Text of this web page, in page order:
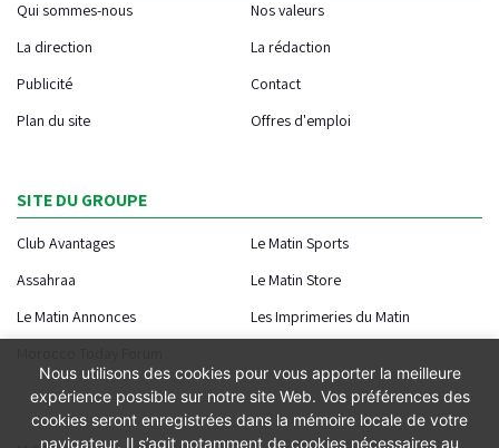
Qui sommes-nous
Nos valeurs
La direction
La rédaction
Publicité
Contact
Plan du site
Offres d'emploi
SITE DU GROUPE
Club Avantages
Le Matin Sports
Assahraa
Le Matin Store
Le Matin Annonces
Les Imprimeries du Matin
Nous utilisons des cookies pour vous apporter la meilleure
expérience possible sur notre site Web. Vos préférences des
cookies seront enregistrées dans la mémoire locale de votre
navigateur. Il s’agit notamment de cookies nécessaires au